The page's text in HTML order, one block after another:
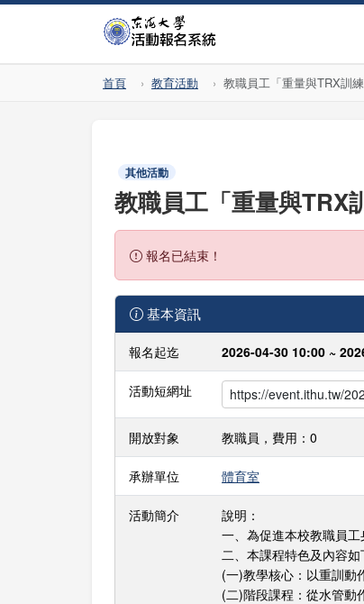
首頁 教育活動 教職員工「重量與TRX訓
其他活動
教職員工「重量與TRX
報名已結束！
基本資訊
報名起迄 2026-04-30 10:00 ~
活動短網址
開放對象 教職員，費用：0
承辦單位 體育室
活動簡介
說明：
一、為促進本校教職員
二、本課程特色及內容如
(一)教學核心：以重訓動
(二)階段課程：從水管動